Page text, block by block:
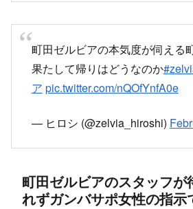
町田ゼルビアの本気度が伺える
果たして帰りはどうなのか
ア pic.twitter.com/nQOfYnfA0e
— ヒロシ (@zelvia_hiroshi)
町田ゼルビアのスタッフが
れずガンバサポ女性の指示